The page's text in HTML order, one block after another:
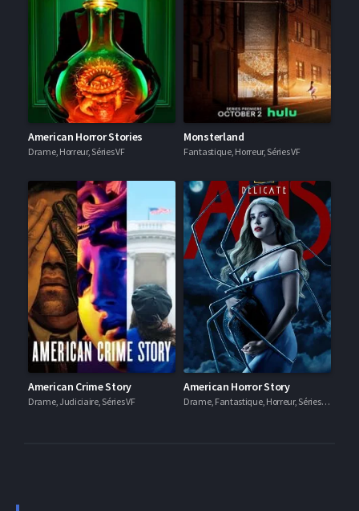
American Horror Stories
Drame, Horreur, Séries VF
Monsterland
Fantastique, Horreur, Séries VF
American Crime Story
Drame, Judiciaire, Séries VF
American Horror Story
Drame, Fantastique, Horreur, Séries VF